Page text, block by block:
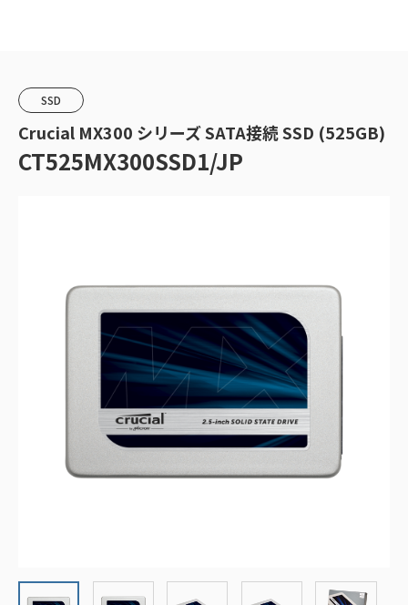
SSD
Crucial MX300 シリーズ SATA接続 SSD (525GB)
CT525MX300SSD1/JP